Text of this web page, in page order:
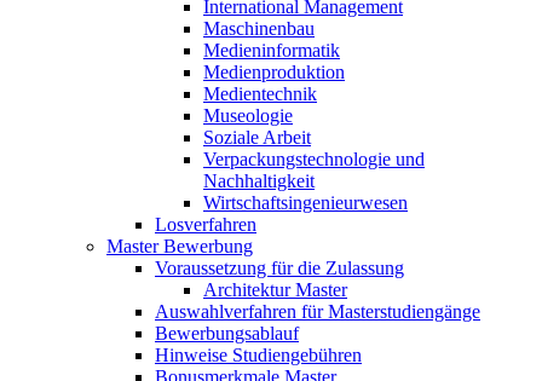
International Management
Maschinenbau
Medieninformatik
Medienproduktion
Medientechnik
Museologie
Soziale Arbeit
Verpackungstechnologie und
Nachhaltigkeit
Wirtschaftsingenieurwesen
Losverfahren
Master Bewerbung
Voraussetzung für die Zulassung
Architektur Master
Auswahlverfahren für Masterstudiengänge
Bewerbungsablauf
Hinweise Studiengebühren
Bonusmerkmale Master